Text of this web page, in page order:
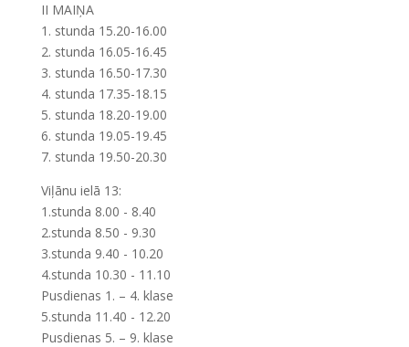
II MAIŅA
1. stunda 15.20-16.00
2. stunda 16.05-16.45
3. stunda 16.50-17.30
4. stunda 17.35-18.15
5. stunda 18.20-19.00
6. stunda 19.05-19.45
7. stunda 19.50-20.30
Viļānu ielā 13:
1.stunda 8.00 - 8.40
2.stunda 8.50 - 9.30
3.stunda 9.40 - 10.20
4.stunda 10.30 - 11.10
Pusdienas 1. – 4. klase
5.stunda 11.40 - 12.20
Pusdienas 5. – 9. klase